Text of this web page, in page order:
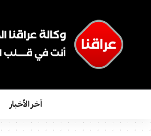
آخر الأخبار